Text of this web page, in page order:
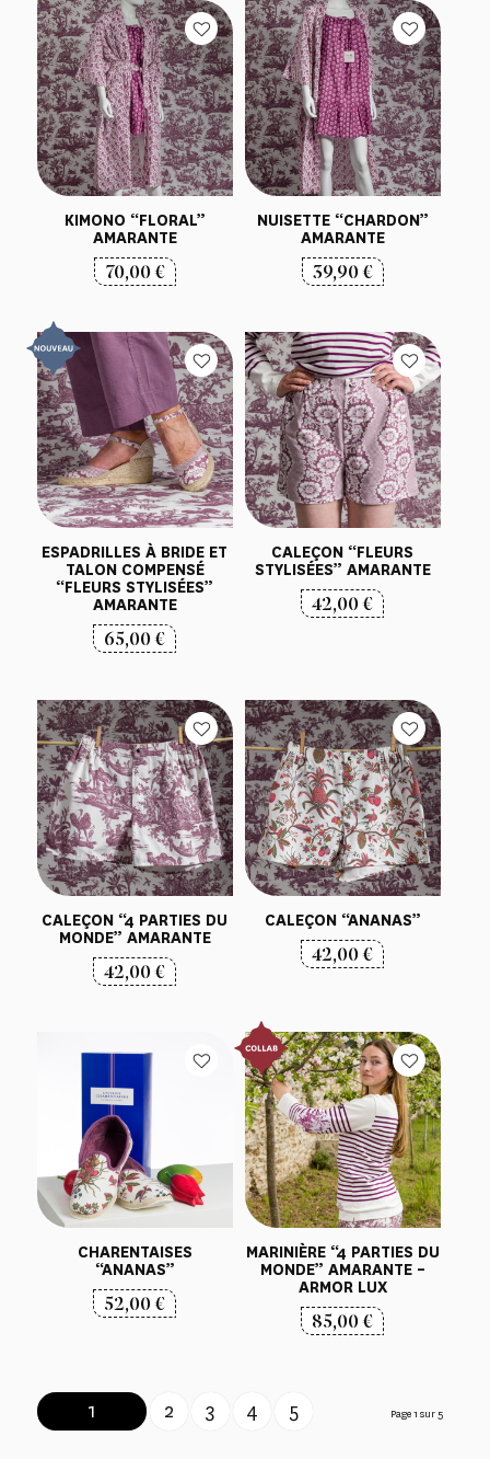
KIMONO “FLORAL”
AMARANTE
70,00€
NUISETTE “CHARDON”
AMARANTE
39,90€
ESPADRILLES À BRIDE ET
TALON COMPENSÉ
“FLEURS STYLISÉES”
AMARANTE
65,00€
CALEÇON “FLEURS
STYLISÉES” AMARANTE
42,00€
CALEÇON “4 PARTIES DU
MONDE” AMARANTE
42,00€
CALEÇON “ANANAS”
42,00€
CHARENTAISES
“ANANAS”
52,00€
MARINIÈRE “4 PARTIES DU
MONDE” AMARANTE –
ARMOR LUX
85,00€
Page 1 sur 5
1 2 3 4 5